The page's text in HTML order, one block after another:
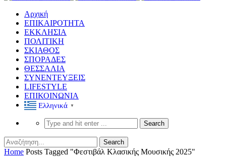
Αρχική
ΕΠΙΚΑΙΡΟΤΗΤΑ
ΕΚΚΛΗΣΙΑ
ΠΟΛΙΤΙΚΗ
ΣΚΙΑΘΟΣ
ΣΠΟΡΑΔΕΣ
ΘΕΣΣΑΛΙΑ
ΣΥΝΕΝΤΕΥΞΕΙΣ
LIFESTYLE
ΕΠΙΚΟΙΝΩΝΙΑ
Ελληνικά ▼
Home Posts Tagged "Φεστιβάλ Κλασικής Μουσικής 2025"